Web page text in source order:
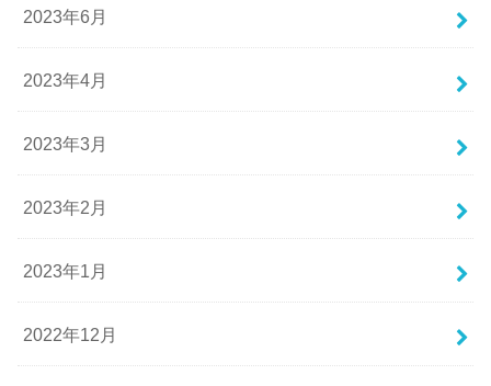
2023年6月
2023年4月
2023年3月
2023年2月
2023年1月
2022年12月